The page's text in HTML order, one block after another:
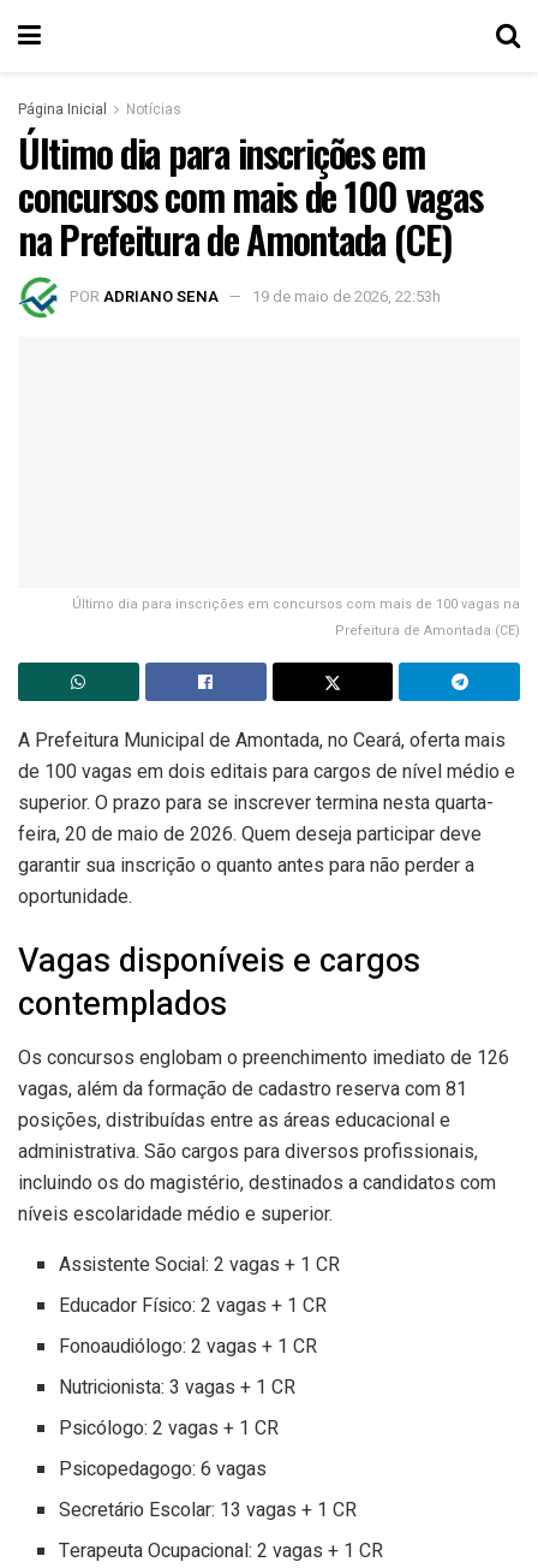
Página Inicial Notícias
Último dia para inscrições em
concursos com mais de 100 vagas
na Prefeitura de Amontada (CE)
POR ADRIANO SENA 19 de maio de 2026, 22:53h
Último dia para inscrições em concursos com mais de 100 vagas na
Prefeitura de Amontada (CE)
A Prefeitura Municipal de Amontada, no Ceará, oferta mais
de 100 vagas em dois editais para cargos de nível médio e
superior. O prazo para se inscrever termina nesta quarta-
feira, 20 de maio de 2026. Quem deseja participar deve
garantir sua inscrição o quanto antes para não perder a
oportunidade.
Vagas disponíveis e cargos
contemplados
Os concursos englobam o preenchimento imediato de 126
vagas, além da formação de cadastro reserva com 81
posições, distribuídas entre as áreas educacional e
administrativa. São cargos para diversos profissionais,
incluindo os do magistério, destinados a candidatos com
níveis escolaridade médio e superior.
Assistente Social: 2 vagas + 1 CR
Educador Físico: 2 vagas + 1 CR
Fonoaudiólogo: 2 vagas + 1 CR
Nutricionista: 3 vagas + 1 CR
Psicólogo: 2 vagas + 1 CR
Psicopedagogo: 6 vagas
Secretário Escolar: 13 vagas + 1 CR
Terapeuta Ocupacional: 2 vagas + 1 CR